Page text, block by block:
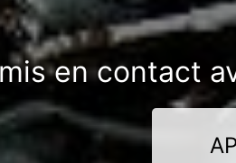
en contact